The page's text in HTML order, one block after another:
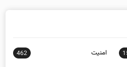
امنيت 462